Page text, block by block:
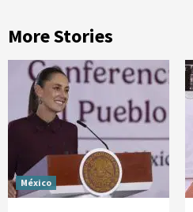
More Stories
México